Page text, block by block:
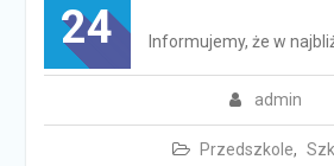
24
admin
Przedszkole,
Informujemy, że w